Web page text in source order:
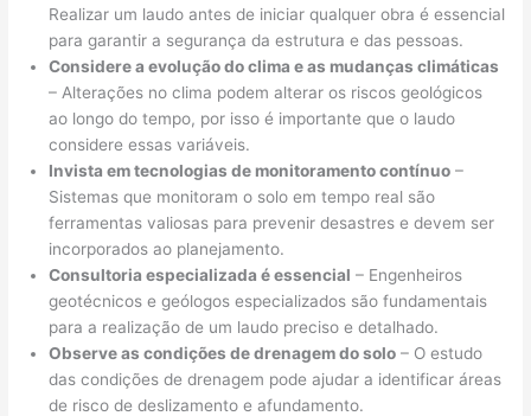
Realizar um laudo antes de iniciar qualquer obra é essencial
para garantir a segurança da estrutura e das pessoas.
Considere a evolução do clima e as mudanças climáticas
– Alterações no clima podem alterar os riscos geológicos
ao longo do tempo, por isso é importante que o laudo
considere essas variáveis.
Invista em tecnologias de monitoramento contínuo –
Sistemas que monitoram o solo em tempo real são
ferramentas valiosas para prevenir desastres e devem ser
incorporados ao planejamento.
Consultoria especializada é essencial – Engenheiros
geotécnicos e geólogos especializados são fundamentais
para a realização de um laudo preciso e detalhado.
Observe as condições de drenagem do solo – O estudo
das condições de drenagem pode ajudar a identificar áreas
de risco de deslizamento e afundamento.